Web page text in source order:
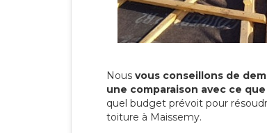
Nous vous conseillons de
une comparaison avec ce
quel budget prévoit pour
toiture à Maissemy.